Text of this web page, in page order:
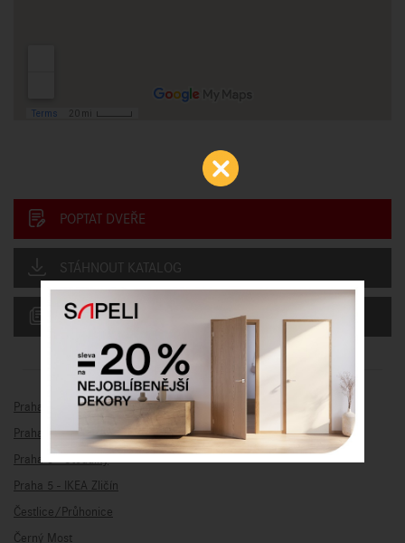
POPTAT DVEŘE
STÁHNOUT KATALOG
AKTUÁLNÍ CENÍK
Praha 10 - Kolovraty
Praha 5 - Park Anděl
Praha 5 - Stodůlky
Praha 5 - IKEA Zličín
Čestlice/Průhonice
Černý Most